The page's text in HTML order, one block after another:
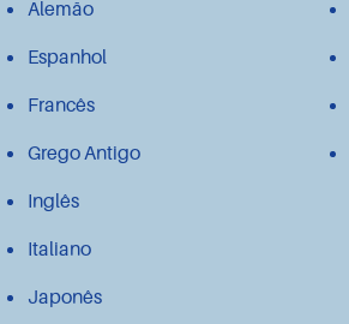
Alemão
Espanhol
Francês
Grego Antigo
Inglês
Italiano
Japonês